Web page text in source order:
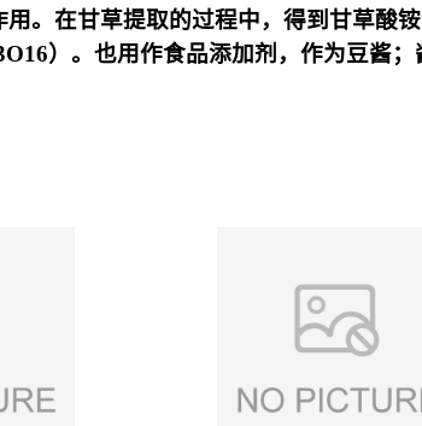
。在甘草提取的过程中，得到甘草酸
）。也用作食品添加剂，作为豆酱